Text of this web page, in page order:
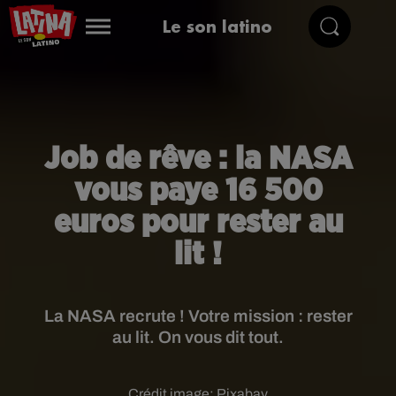
Le son latino
Job de rêve : la NASA
vous paye 16 500
euros pour rester au
lit !
La NASA recrute ! Votre mission : rester
au lit. On vous dit tout.